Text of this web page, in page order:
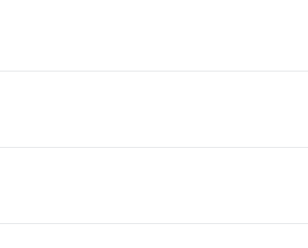
给-熊本熊-打赏
20 元 50 元 自定义